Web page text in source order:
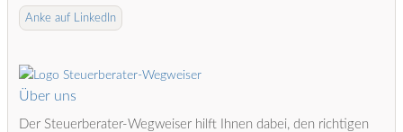
Anke auf LinkedIn
Über uns
Der Steuerberater-Wegweiser hilft Ihnen dabei, den richtigen